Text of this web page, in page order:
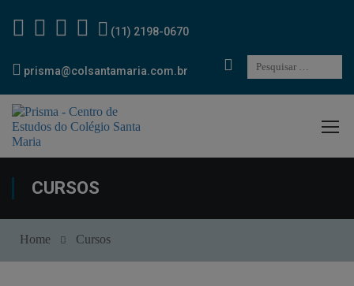
(11) 2198-0670
prisma@colsantamaria.com.br
CURSOS
Home Cursos